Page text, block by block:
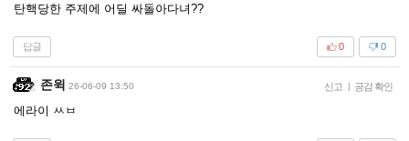
탄핵당한 주제에 어딜 싸돌아다녀??
답글 0
0
존윅 26-06-09 13:50 신고 | 공감 확인
에라이 ㅆㅂ